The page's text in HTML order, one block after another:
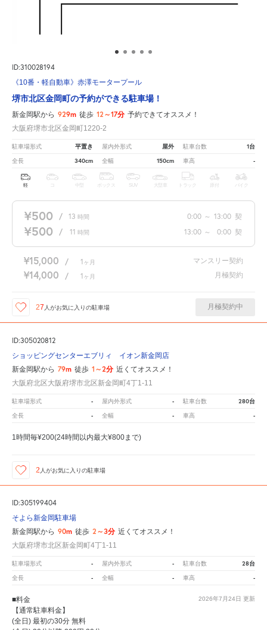
ID:310028194
《10番・軽自動車》赤澤モータープール
堺市北区金岡町の予約ができる駐車場！
新金岡駅から 929m 徒歩 12～17分 予約できてオススメ！
大阪府堺市北区金岡町1220-2
駐車場形式 平置き 屋内外形式 屋外 駐車台数 1台
全長 340cm 全幅 150cm 車高 -
軽 中型 ボックス SUV 大型車 トラック 原付 バイク
¥500 / 13 時間 0:00 ～ 13:00 契
¥500 / 11 時間 13:00 ～ 0:00 契
¥15,000 / 1 ヶ月 マンスリー契約
¥14,000 / 1 ヶ月 月極契約
27 人がお気に入りの駐車場 月極契約中
ID:305020812
ショッピングセンターエブリィ イオン新金岡店
新金岡駅から 79m 徒歩 1～2分 近くてオススメ！
大阪府北区大阪府堺市北区新金岡町4丁1-11
駐車場形式 - 屋内外形式 - 駐車台数 280台
全長 - 全幅 - 車高 -
1時間毎¥200(24時間以内最大¥800まで)
2 人がお気に入りの駐車場
ID:305199404
そよら新金岡駐車場
新金岡駅から 90m 徒歩 2～3分 近くてオススメ！
大阪府堺市北区新金岡町4丁1-11
駐車場形式 - 屋内外形式 - 駐車台数 28台
全長 - 全幅 - 車高 -
2026年7月24日 更新
■料金
【通常駐車料金】
(全日) 最初の30分 無料